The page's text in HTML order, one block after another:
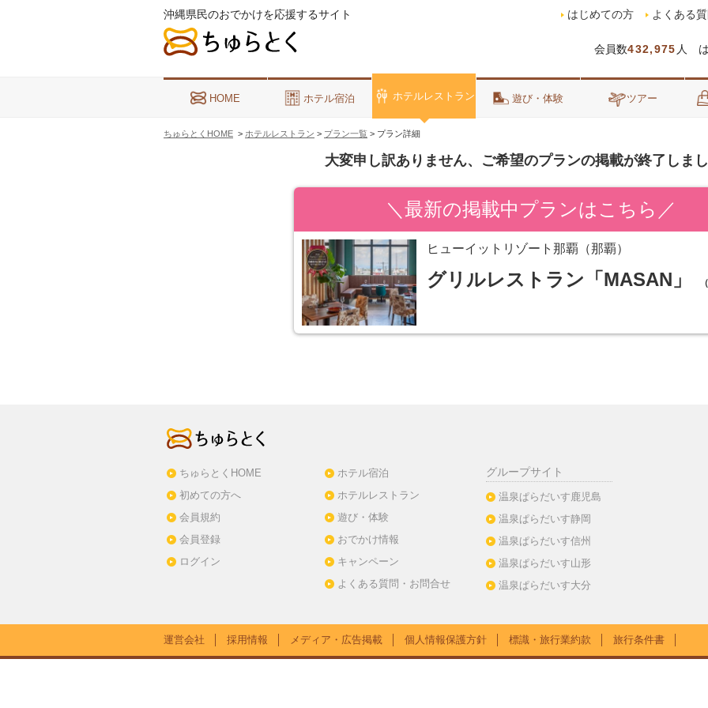
沖縄県民のおでかけを応援するサイト
会員数432,975 人 は
はじめての方 よくある
HOME ホテル宿泊 ホテルレストラン 遊び・体験 ツアー
ちゅらとくHOME > ホテルレストラン > プラン一覧 > プラン詳細
大変申し訳ありません、ご希望のプランの掲載が終了しまし
＼最新の掲載中プランはこちら／
ヒューイットリゾート那覇（那覇）
グリルレストラン「MASAN」
ちゅらとくHOME
初めての方へ
会員規約
会員登録
ログイン
ホテル宿泊
ホテルレストラン
遊び・体験
おでかけ情報
キャンペーン
よくある質問・お問合せ
グループサイト
温泉ぱらだいす鹿児島
温泉ぱらだいす静岡
温泉ぱらだいす信州
温泉ぱらだいす山形
温泉ぱらだいす大分
運営会社 採用情報 メディア・広告掲載 個人情報保護方針 標識・旅行業約款 旅行条件書